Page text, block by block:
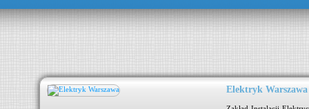
Elektryk Warszawa